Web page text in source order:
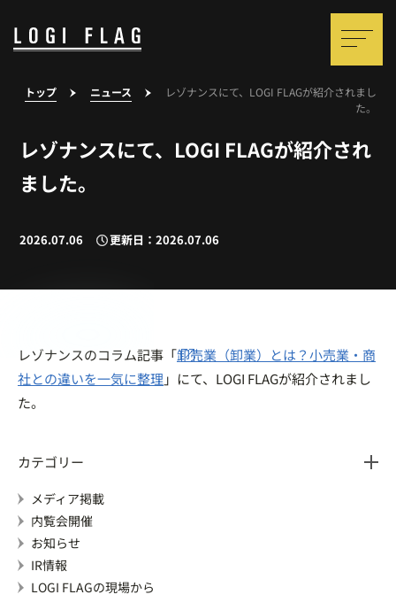
トップ ニュース
レゾナンスにて、LOGI FLAGが紹介されまし
た。
レゾナンスにて、LOGI FLAGが紹介され
ました。
2026.07.06 更新日：2026.07.06
レゾナンスのコラム記事「卸売業（卸業）とは？小売業・商
社との違いを一気に整理 」にて、LOGI FLAGが紹介されまし
た。
カテゴリー
メディア掲載
内覧会開催
お知らせ
IR情報
LOGI FLAGの現場から